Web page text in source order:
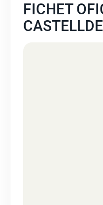
FICHET